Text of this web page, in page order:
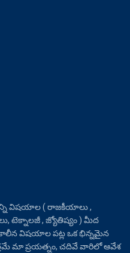
అన్ని విషయాల ( రాజకీయాలు ,
టెక్నాలజీ , జ్యోతిష్యం ) మీద
విషయాల పట్ల ఒక భిన్నమైన
మా ప్రయత్నం, చదివే వారిలో ఆవేశ